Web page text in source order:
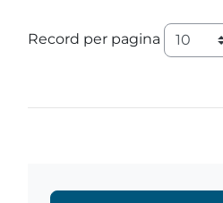
Record per pagina